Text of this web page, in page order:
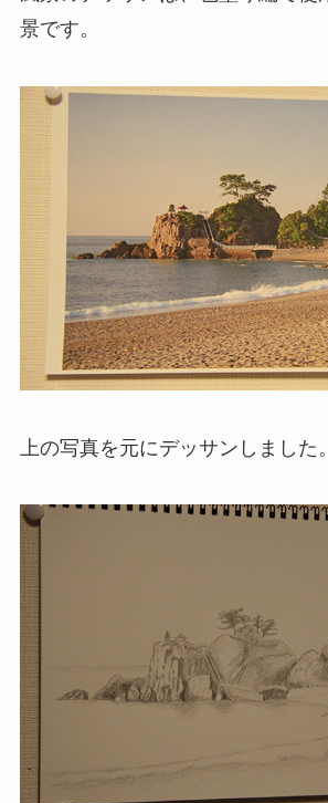
景です。
上の写真を元にデッサンしました。